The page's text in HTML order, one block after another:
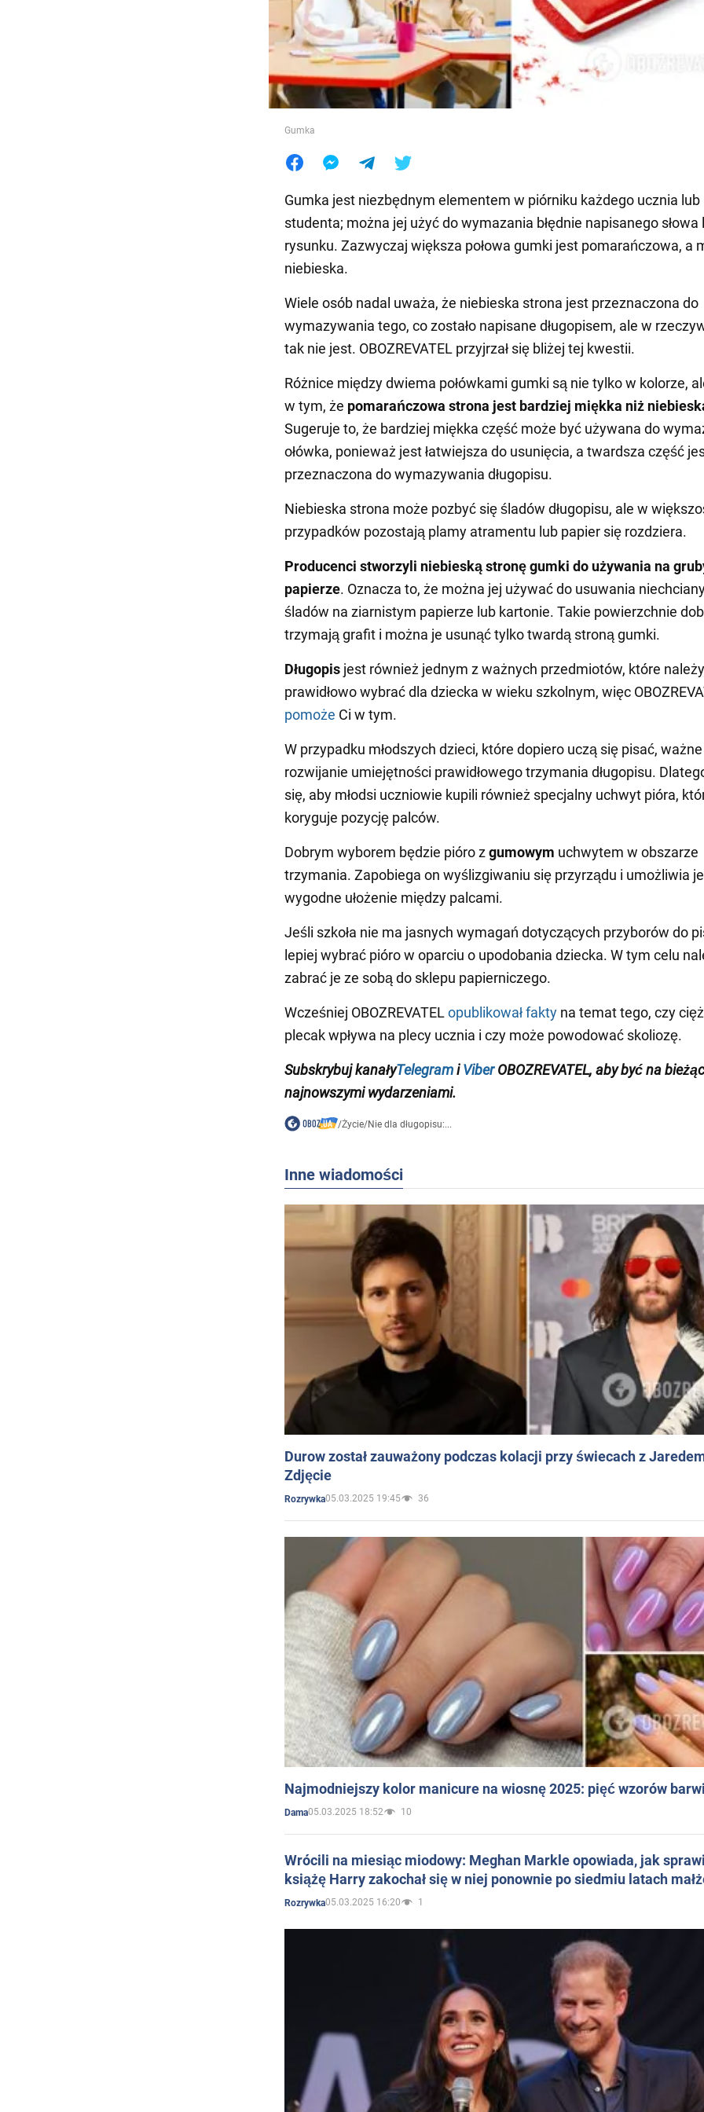
Jedzenie
Gumka
Gumka jest niezbędnym elementem w piórniku każdego ucznia lub
studenta; można jej użyć do wymazania błędnie napisanego słowa
rysunku. Zazwyczaj większa połowa gumki jest pomarańczowa, a
niebieska.
Wiele osób nadal uważa, że niebieska strona jest przeznaczona do
wymazywania tego, co zostało napisane długopisem, ale w
tak nie jest. OBOZREVATEL przyjrzał się bliżej tej kwestii.
Różnice między dwiema połówkami gumki są nie tylko w kolorze,
w tym, że pomarańczowa strona jest bardziej miękka niż
Sugeruje to, że bardziej miękka część może być używana do
ołówka, ponieważ jest łatwiejsza do usunięcia, a twardsza część
przeznaczona do wymazywania długopisu.
Niebieska strona może pozbyć się śladów długopisu, ale w
przypadków pozostają plamy atramentu lub papier się rozdziera.
Producenci stworzyli niebieską stronę gumki do używania na
papierze. Oznacza to, że można jej używać do usuwania
śladów na ziarnistym papierze lub kartonie. Takie powierzchnie
trzymają grafit i można je usunąć tylko twardą stroną gumki.
Długopis jest również jednym z ważnych przedmiotów, które należy
prawidłowo wybrać dla dziecka w wieku szkolnym, więc
pomoże Ci w tym.
W przypadku młodszych dzieci, które dopiero uczą się pisać,
rozwijanie umiejętności prawidłowego trzymania długopisu.
się, aby młodsi uczniowie kupili również specjalny uchwyt pióra,
koryguje pozycję palców.
Dobrym wyborem będzie pióro zgumowym uchwytem w obszarze
trzymania. Zapobiega on wyślizgiwaniu się przyrządu i umożliwia
wygodne ułożenie między palcami.
Jeśli szkoła nie ma jasnych wymagań dotyczących przyborów do
lepiej wybrać pióro w oparciu o upodobania dziecka. W tym celu
zabrać je ze sobą do sklepu papierniczego.
Wcześniej OBOZREVATEL opublikował fakty na temat tego, czy
plecak wpływa na plecy ucznia i czy może powodować skoliozę.
SubskrybujkanałyTelegramiViberOBOZREVATEL, abybyć na
najnowszymi wydarzeniami.
/Życie/Nie dla długopisu:...
Inne wiadomości
Durow został zauważony podczas kolacji przy świecach z
Zdjęcie
Rozrywka05.03.2025 19:45 36
Najmodniejszy kolor manicure na wiosnę 2025: pięć wzorów
Dama05.03.2025 18:52 10
Wrócili na miesiąc miodowy: Meghan Markle opowiada, jak
książę Harry zakochał się w niej ponownie po siedmiu latach
Rozrywka05.03.2025 16:20 1